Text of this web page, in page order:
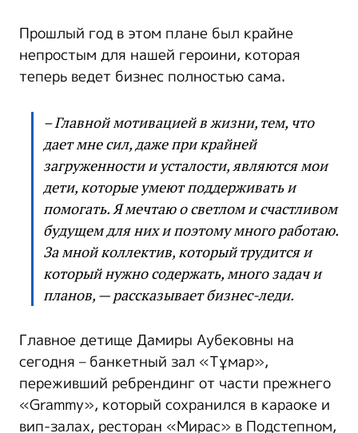
Прошлый год в этом плане был крайне
непростым для нашей героини, которая
теперь ведет бизнес полностью сама.
– Главной мотивацией в жизни, тем, что
дает мне сил, даже при крайней
загруженности и усталости, являются мои
дети, которые умеют поддерживать и
помогать. Я мечтаю о светлом и счастливом
будущем для них и поэтому много работаю.
За мной коллектив, который трудится и
который нужно содержать, много задач и
планов, — рассказывает бизнес-леди.
Главное детище Дамиры Аубековны на
сегодня – банкетный зал «Тұмар»,
переживший ребрендинг от части прежнего
«Grammy», который сохранился в караоке и
вип-залах, ресторан «Мирас» в Подстепном,